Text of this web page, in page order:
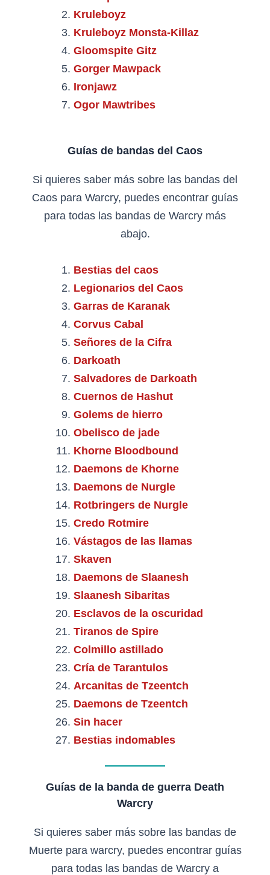
Kruleboyz
Kruleboyz Monsta-Killaz
Gloomspite Gitz
Gorger Mawpack
Ironjawz
Ogor Mawtribes
Guías de bandas del Caos
Si quieres saber más sobre las bandas del
Caos para Warcry, puedes encontrar guías
para todas las bandas de Warcry más
abajo.
Bestias del caos
Legionarios del Caos
Garras de Karanak
Corvus Cabal
Señores de la Cifra
Darkoath
Salvadores de Darkoath
Cuernos de Hashut
Golems de hierro
Obelisco de jade
Khorne Bloodbound
Daemons de Khorne
Daemons de Nurgle
Rotbringers de Nurgle
Credo Rotmire
Vástagos de las llamas
Skaven
Daemons de Slaanesh
Slaanesh Sibaritas
Esclavos de la oscuridad
Tiranos de Spire
Colmillo astillado
Cría de Tarantulos
Arcanitas de Tzeentch
Daemons de Tzeentch
Sin hacer
Bestias indomables
Guías de la banda de guerra Death
Warcry
Si quieres saber más sobre las bandas de
Muerte para warcry, puedes encontrar guías
para todas las bandas de Warcry a